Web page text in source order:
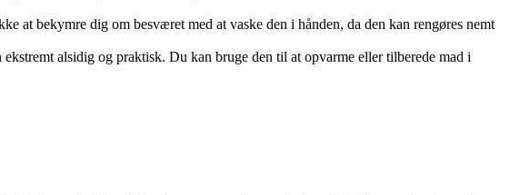
at bekymre dig om besværet med at vaske den i hånden, da den kan rengøres nemt
alsidig og praktisk. Du kan bruge den til at opvarme eller tilberede mad i